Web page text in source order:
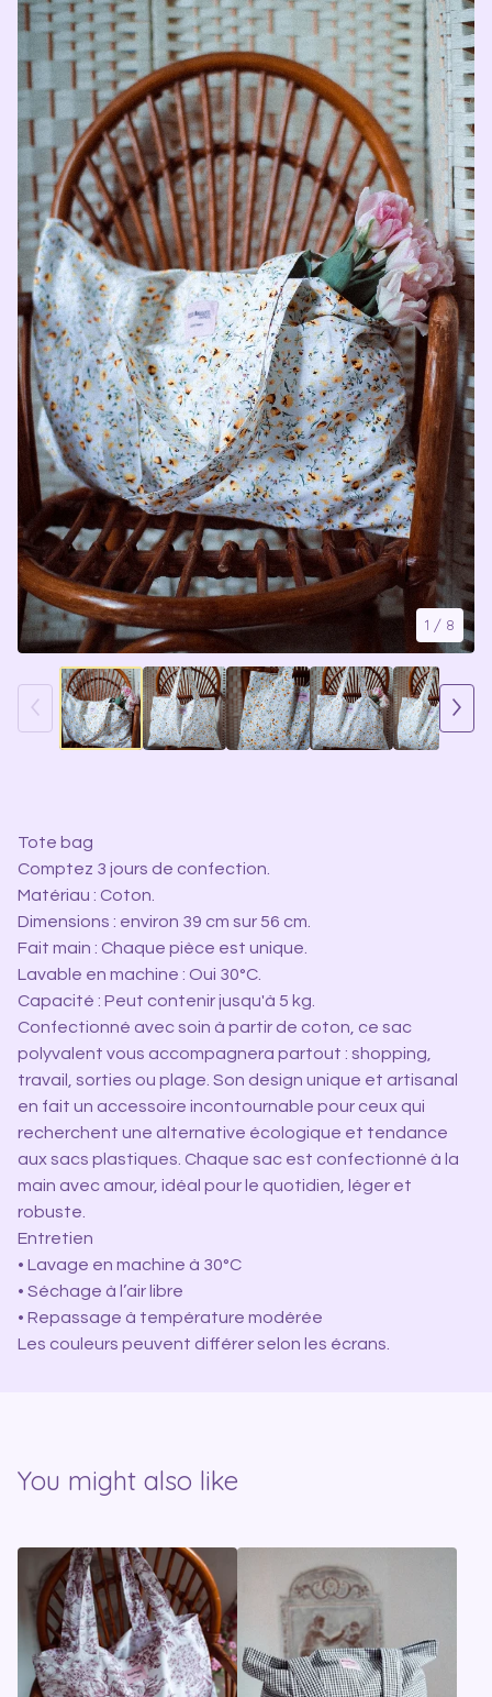
Tote bag
Comptez 3 jours de confection.
Matériau : Coton.
Dimensions : environ 39 cm sur 56 cm.
Fait main : Chaque pièce est unique.
Lavable en machine : Oui 30°C.
Capacité : Peut contenir jusqu'à 5 kg.
Confectionné avec soin à partir de coton, ce sac
polyvalent vous accompagnera partout : shopping,
travail, sorties ou plage. Son design unique et artisanal
en fait un accessoire incontournable pour ceux qui
recherchent une alternative écologique et tendance
aux sacs plastiques. Chaque sac est confectionné à la
main avec amour, idéal pour le quotidien, léger et
robuste.
Entretien
• Lavage en machine à 30°C
• Séchage à l’air libre
• Repassage à température modérée
Les couleurs peuvent différer selon les écrans.
1 / 8
You might also like